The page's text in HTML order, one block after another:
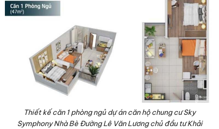
Thiết kế căn 1 phòng ngủ dự án căn hộ chung cư Sky
Symphony Nhà Bè Đường Lê Văn Lương chủ đầu tư Khải